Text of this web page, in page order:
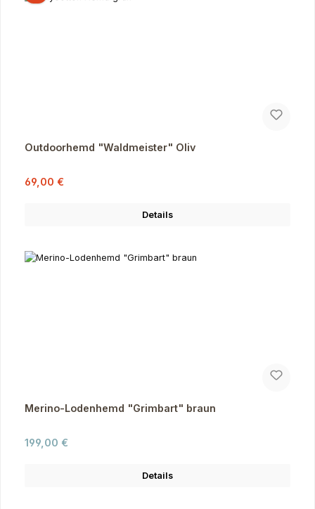
Outdoorhemd "Waldmeister" Oliv
Verkaufspreis:
69,00 €
Details
Merino-Lodenhemd "Grimbart" braun
Regulärer Preis:
199,00 €
Details